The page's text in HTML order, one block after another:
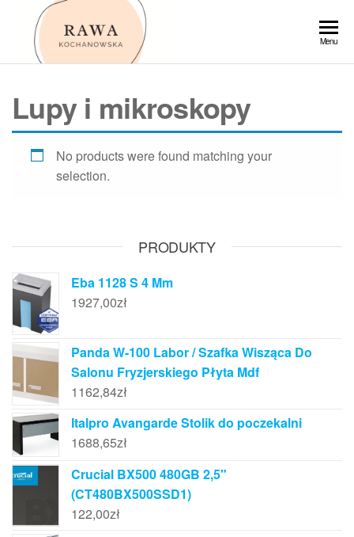
Przejdź
Menu
Lupy i mikroskopy
No products were found matching your
selection.
PRODUKTY
Eba 1128 S 4 Mm
1927,00zł
Panda W-100 Labor / Szafka Wisząca Do
Salonu Fryzjerskiego Płyta Mdf
1162,84zł
Italpro Avangarde Stolik do poczekalni
1688,65zł
Crucial BX500 480GB 2,5"
(CT480BX500SSD1)
122,00zł